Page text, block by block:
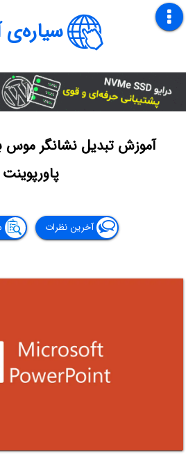
آموزش تبدیل نشانگر موس
پاورپوینت
آخرین نظرات